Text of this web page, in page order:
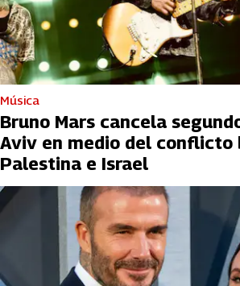
Música
Bruno Mars cancela
Aviv en medio del conflicto
Palestina e Israel